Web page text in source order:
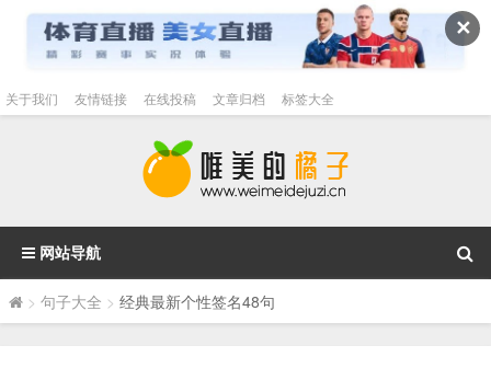
✕
关于我们 友情链接 在线投稿 文章归档 标签大全
网站导航
> 句子大全 > 经典最新个性签名48句